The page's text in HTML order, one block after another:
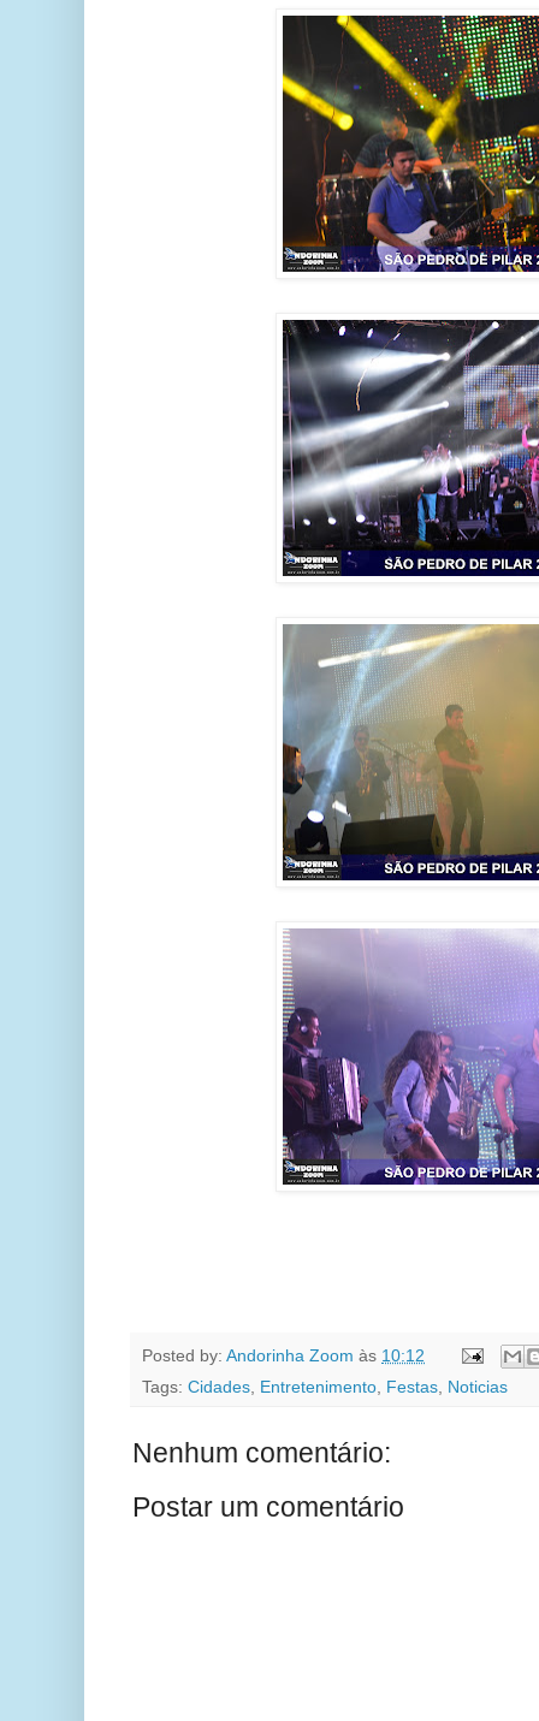
Posted by: Andorinha Zoom às 10:12
Tags: Cidades, Entretenimento, Festas, Noticias
Nenhum comentário:
Postar um comentário